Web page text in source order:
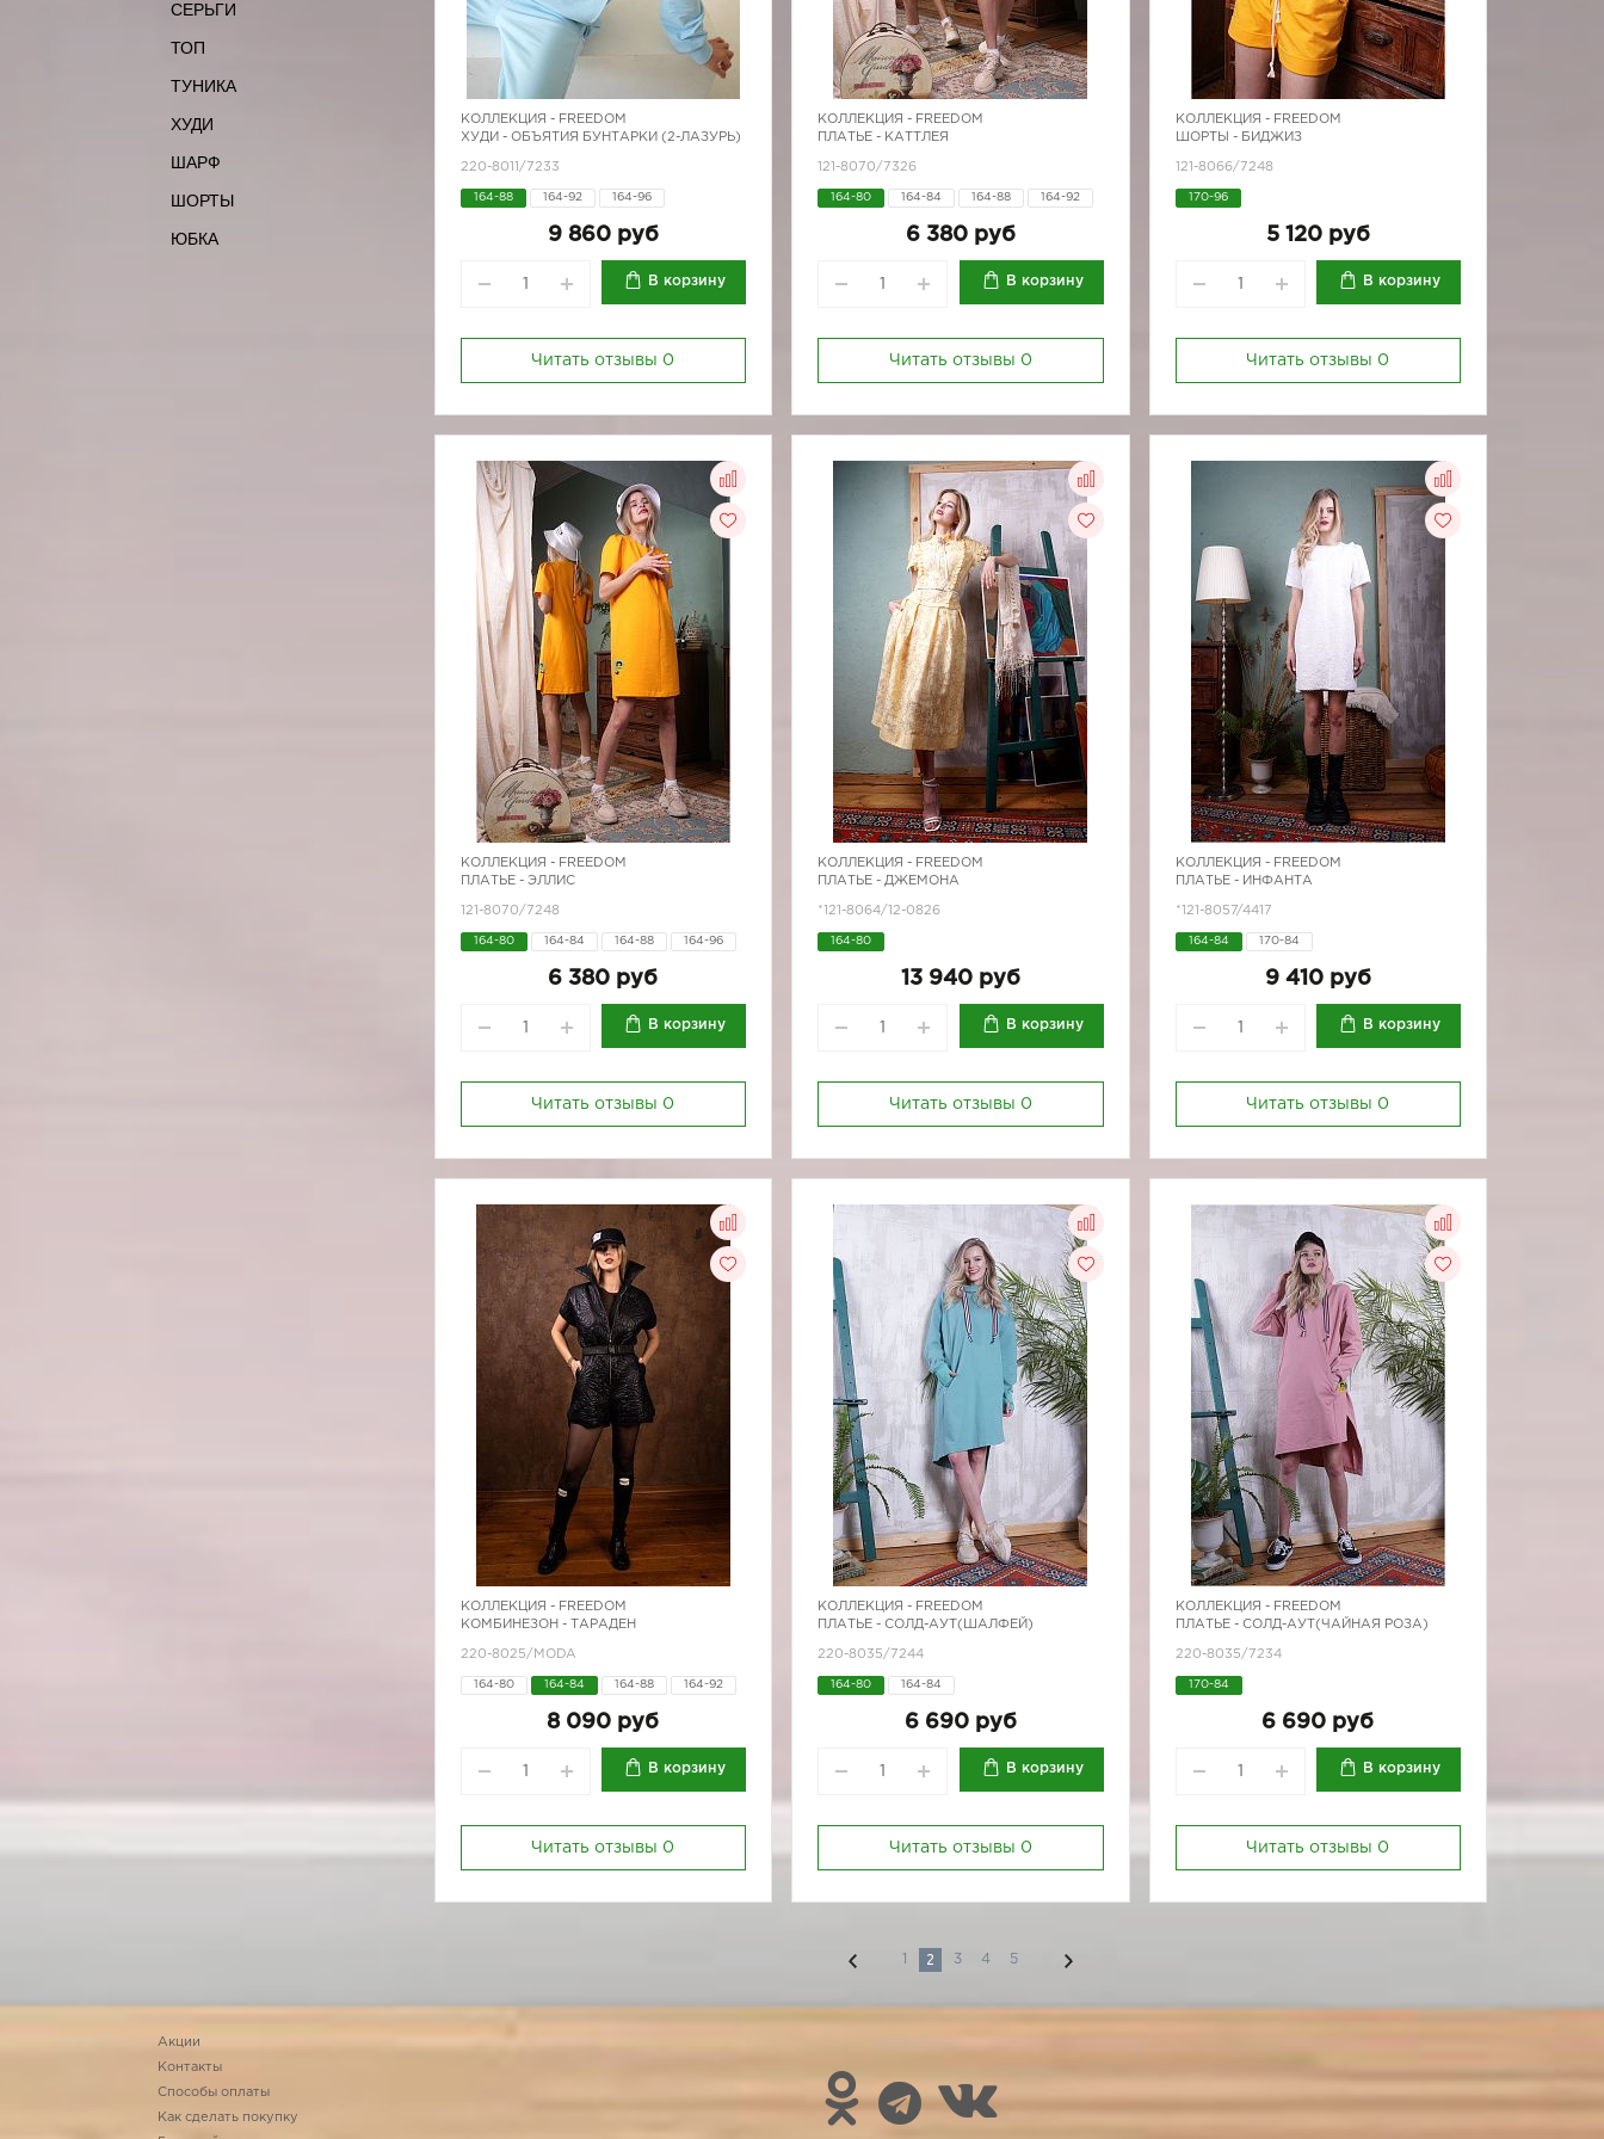
СЕРЬГИ
ТОП
ТУНИКА
ХУДИ
ШАРФ
ШОРТЫ
ЮБКА
КОЛЛЕКЦИЯ - FREEDOM
ХУДИ - ОБЪЯТИЯ БУНТАРКИ (2-ЛАЗУРЬ)
220-8011/7233
164-88 164-92 164-96
9 860 руб
В корзину
Читать отзывы 0
КОЛЛЕКЦИЯ - FREEDOM
ПЛАТЬЕ - КАТТЛЕЯ
121-8070/7326
164-80 164-84 164-88 164-92
6 380 руб
В корзину
Читать отзывы 0
КОЛЛЕКЦИЯ - FREEDOM
ШОРТЫ - БИДЖИЗ
121-8066/7248
170-96
5 120 руб
В корзину
Читать отзывы 0
КОЛЛЕКЦИЯ - FREEDOM
ПЛАТЬЕ - ЭЛЛИС
121-8070/7248
164-80 164-84 164-88 164-96
6 380 руб
В корзину
Читать отзывы 0
КОЛЛЕКЦИЯ - FREEDOM
ПЛАТЬЕ - ДЖЕМОНА
*121-8064/12-0826
164-80
13 940 руб
В корзину
Читать отзывы 0
КОЛЛЕКЦИЯ - FREEDOM
ПЛАТЬЕ - ИНФАНТА
*121-8057/4417
164-84 170-84
9 410 руб
В корзину
Читать отзывы 0
КОЛЛЕКЦИЯ - FREEDOM
КОМБИНЕЗОН - ТАРАДЕН
220-8025/MODA
164-80 164-84 164-88 164-92
8 090 руб
В корзину
Читать отзывы 0
КОЛЛЕКЦИЯ - FREEDOM
ПЛАТЬЕ - СОЛД-АУТ(ШАЛФЕЙ)
220-8035/7244
164-80 164-84
6 690 руб
В корзину
Читать отзывы 0
КОЛЛЕКЦИЯ - FREEDOM
ПЛАТЬЕ - СОЛД-АУТ(ЧАЙНАЯ РОЗА)
220-8035/7234
170-84
6 690 руб
В корзину
Читать отзывы 0
2 3 4 5
Акции
Контакты
Способы оплаты
Как сделать покупку